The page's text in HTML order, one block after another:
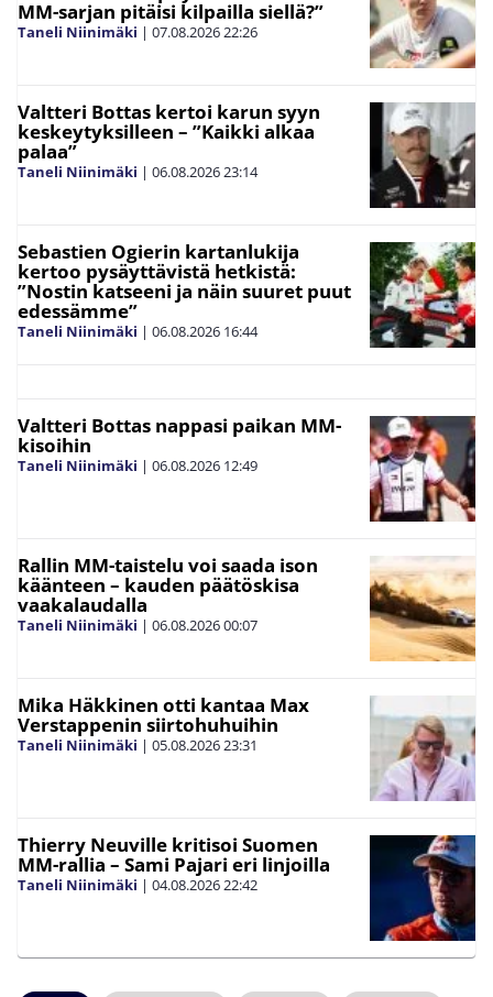
MM-sarjan pitäisi kilpailla siellä?”
Taneli Niinimäki | 07.08.202622:26
Valtteri Bottas kertoi karun syyn
keskeytyksilleen – ”Kaikki alkaa
palaa”
Taneli Niinimäki | 06.08.202623:14
Sebastien Ogierin kartanlukija
kertoo pysäyttävistä hetkistä:
”Nostin katseeni ja näin suuret puut
edessämme”
Taneli Niinimäki | 06.08.2026 16:44
Valtteri Bottas nappasi paikan MM-
kisoihin
Taneli Niinimäki | 06.08.2026 12:49
Rallin MM-taistelu voi saada ison
käänteen – kauden päätöskisa
vaakalaudalla
Taneli Niinimäki | 06.08.202600:07
Mika Häkkinen otti kantaa Max
Verstappenin siirtohuhuihin
Taneli Niinimäki | 05.08.202623:31
Thierry Neuville kritisoi Suomen
MM-rallia – Sami Pajari eri linjoilla
Taneli Niinimäki | 04.08.202622:42